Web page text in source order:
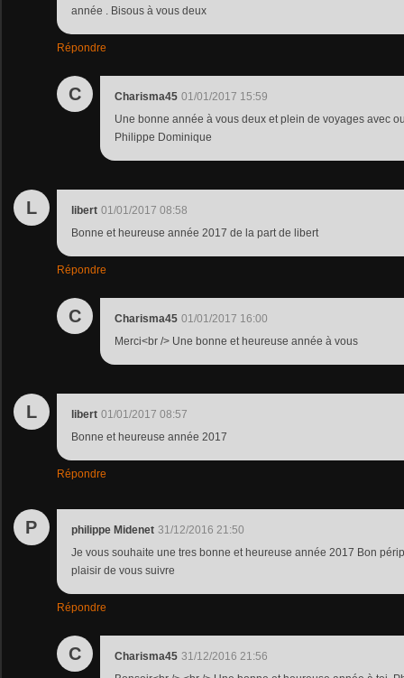
année . Bisous à vous deux
Répondre
C Charisma45 01/01/2017 15:59
Une bonne année à vous deux et plein de voyages avec
Philippe Dominique
L libert 01/01/2017 08:58
Bonne et heureuse année 2017 de la part de libert
Répondre
C Charisma45 01/01/2017 16:00
Merci<br /> Une bonne et heureuse année à vous
L libert 01/01/2017 08:57
Bonne et heureuse année 2017
Répondre
P philippe Midenet 31/12/2016 21:50
Je vous souhaite une tres bonne et heureuse année 2017 Bon
plaisir de vous suivre
Répondre
C Charisma45 31/12/2016 21:56